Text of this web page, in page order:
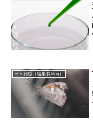
日々雑感（編集長blog）